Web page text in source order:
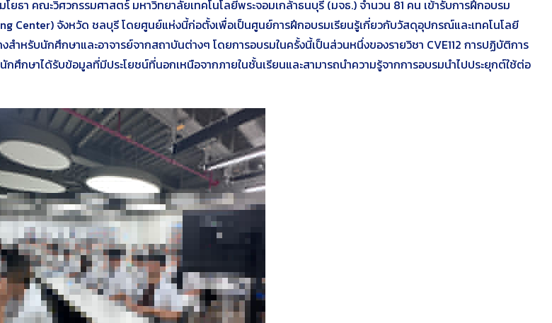
า คณะวิศวกรรมศาสตร์ มหาวิทยาลัยเทคโนโลยีพระจอมเกล้าธนบุรี (มจธ.) จำนวน 81 คน เข้ารับการฝึกอบรม
Center) จังหวัด ชลบุรี โดยศูนย์แห่งนี้ก่อตั้งเพื่อเป็นศูนย์การฝึกอบรมเรียนรู้เกี่ยวกับวัสดุอุปกรณ์และเทคโนโลยี
หรับนักศึกษาและอาจารย์จากสถาบันต่างๆ โดยการอบรมในครั้งนี้เป็นส่วนหนึ่งของรายวิชา CVE112 การปฏิบัติการ
นักศึกษาได้รับข้อมูลที่มีประโยชน์ที่นอกเหนือจากภายในชั้นเรียนและสามารถนำความรู้จากการอบรมนำไปประยุกต์ใช้ต่อ